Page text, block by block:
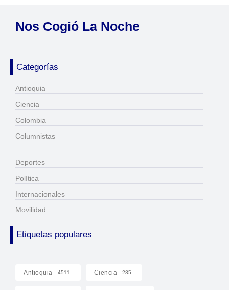
Nos Cogió La Noche
Categorías
Antioquia
Ciencia
Colombia
Columnistas
Deportes
Política
Internacionales
Movilidad
Etiquetas populares
Antioquia 4511 Ciencia 285